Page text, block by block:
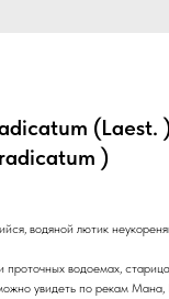
(Laest.
)
водяной лютик
проточных водоемах,
увидеть по рекам Мана,